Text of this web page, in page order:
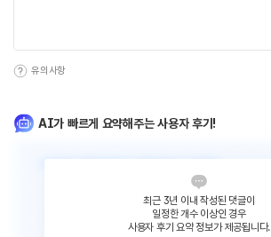
유의사항
AI가 빠르게 요약해주는 사용자 후기!
최근 3년 이내 작성된 댓글이
일정한 개수 이상인 경우
사용자 후기 요약 정보가 제공됩니다.